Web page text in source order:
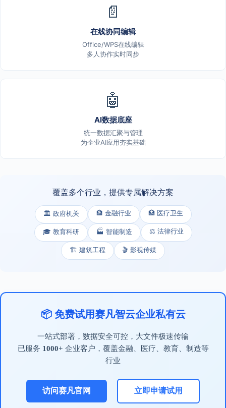
📄
在线协同编辑
Office/WPS在线编辑
多人协作实时同步
🤖
AI数据底座
统一数据汇聚与管理
为企业AI应用夯实基础
覆盖多个行业，提供专属解决方案
🏛️ 政府机关 🏦 金融行业 🏥 医疗卫生
🎓 教育科研 🏭 智能制造 ⚖️ 法律行业
🏗️ 建筑工程 🎬 影视传媒
📦 免费试用赛凡智云企业私有云
一站式部署，数据安全可控，大文件极速传输
已服务 1000+ 企业客户，覆盖金融、医疗、教育、制造等
行业
访问赛凡官网 立即申请试用